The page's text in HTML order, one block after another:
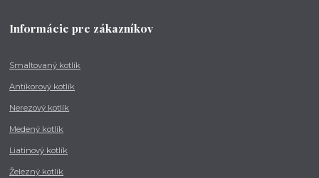
Informácie pre zákazníkov
Smaltovaný kotlík
Antikorový kotlík
Nerezový kotlík
Medený kotlík
Liatinový kotlík
Železný kotlík